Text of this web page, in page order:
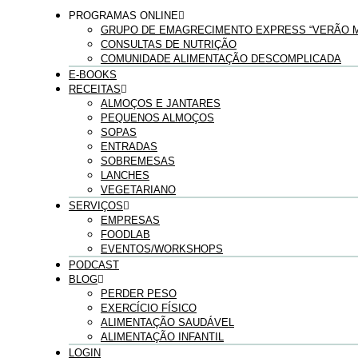
PROGRAMAS ONLINE
GRUPO DE EMAGRECIMENTO EXPRESS “VERÃO
CONSULTAS DE NUTRIÇÃO
COMUNIDADE ALIMENTAÇÃO DESCOMPLICADA
E-BOOKS
RECEITAS
ALMOÇOS E JANTARES
PEQUENOS ALMOÇOS
SOPAS
ENTRADAS
SOBREMESAS
LANCHES
VEGETARIANO
SERVIÇOS
EMPRESAS
FOODLAB
EVENTOS/WORKSHOPS
PODCAST
BLOG
PERDER PESO
EXERCÍCIO FÍSICO
ALIMENTAÇÃO SAUDÁVEL
ALIMENTAÇÃO INFANTIL
LOGIN